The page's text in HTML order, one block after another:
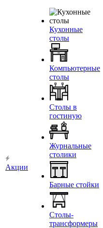
Акции
Кухонные
столы
Компьютерные
столы
Столы в
гостиную
Журнальные
столики
Барные стойки
Столы-
трансформеры